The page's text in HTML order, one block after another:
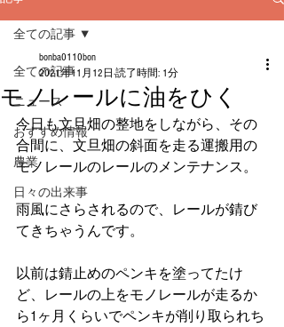
全ての記事
ニュース
おすすめ情報
農業
日々の出来事
全ての記事
モノレールに油をひく
bonba0110bon
2021年11月12日 読了時間: 1分
今日も文旦畑の整地をしながら、その
合間に、文旦畑の斜面を走る運搬用の
モノレールのレールのメンテナンス。
雨風にさらされるので、レールが錆び
てきちゃうんです。
以前は錆止めのペンキを塗ってたけ
ど、レールの上をモノレールが走るか
ら1ヶ月くらいでペンキが削り取られち